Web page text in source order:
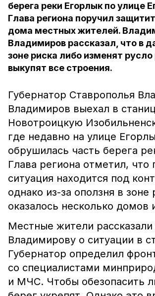
берега реки Егорлык по улице
Глава региона поручил
дома местных жителей.
Владимиров рассказал, что в
зоне риска либо изменят русло
выкупят все строения.
Губернатор Ставрополья
Владимиров выехал в
Новотроицкую
где недавно на улице
обрушилась часть берега
Глава региона отметил, что
ситуация находится под
однако из-за оползня в зоне
оказалось несколько домов
Местные жители
Владимирову о ситуации в
Губернатор определил
со специалистами
и МЧС. Чтобы обезопасить